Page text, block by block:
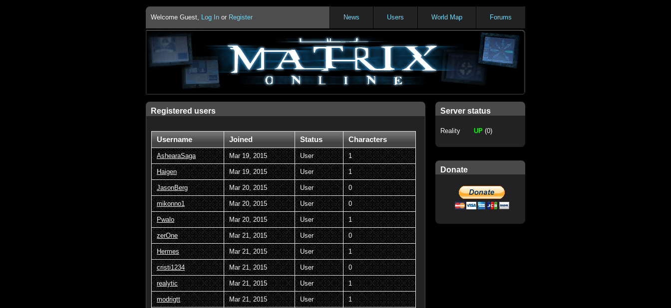
Welcome Guest, Log In or Register Forums
World Map
Users
News
Registered users
Username Joined Status Characters
AshearaSaga Mar 19, 2015 User 1
Haigen Mar 19, 2015 User 1
JasonBerg Mar 20, 2015 User 0
mikonno1 Mar 20, 2015 User 0
Pwalo Mar 20, 2015 User 1
zerOne Mar 21, 2015 User 0
Hermes Mar 21, 2015 User 1
cristi1234 Mar 21, 2015 User 0
realytic Mar 21, 2015 User 1
modrigtt Mar 21, 2015 User 1
Server status
Reality UP(0)
Donate